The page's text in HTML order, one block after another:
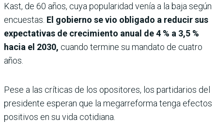
Kast, de 60 años, cuya popularidad venía a la baja según
encuestas. El gobierno se vio obligado a reducir sus
expectativas de crecimiento anual de 4 % a 3,5 %
hacia el 2030, cuando termine su mandato de cuatro
años.
Pese a las críticas de los opositores, los partidarios del
presidente esperan que la megarreforma tenga efectos
positivos en su vida cotidiana.